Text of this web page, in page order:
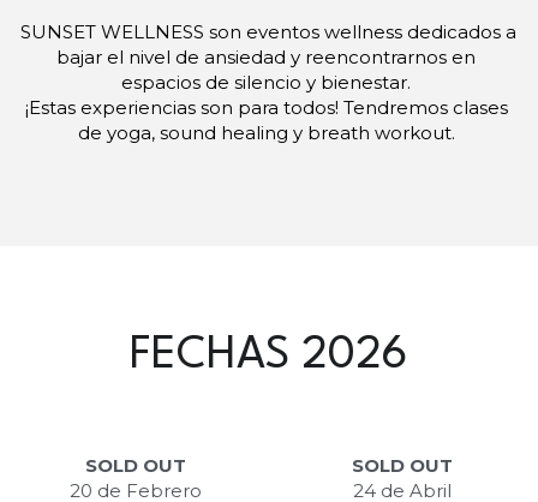
SUNSET WELLNESS son eventos wellness dedicados a
bajar el nivel de ansiedad y reencontrarnos en
espacios de silencio y bienestar.
¡Estas experiencias son para todos! Tendremos clases
de yoga, sound healing y breath workout.
FECHAS 2026
SOLD OUT
20 de Febrero
SOLD OUT
24 de Abril